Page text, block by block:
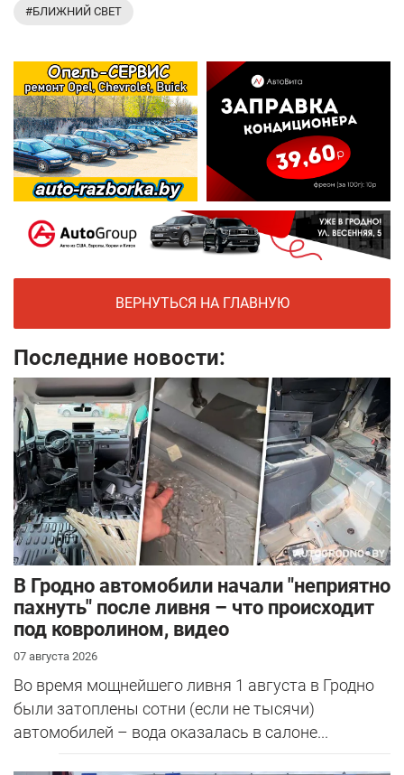
#БЛИЖНИЙ СВЕТ
ВЕРНУТЬСЯ НА ГЛАВНУЮ
Последние новости:
В Гродно автомобили начали "неприятно
пахнуть" после ливня – что происходит
под ковролином, видео
07 августа 2026
Во время мощнейшего ливня 1 августа в Гродно
были затоплены сотни (если не тысячи)
автомобилей – вода оказалась в салоне...